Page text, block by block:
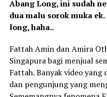
Abang Long, ini sudah
dua malu sorok muka
long, haha..
Fattah Amin dan Amira
Singapura bagi menjual
Fattah. Banyak video
dan pengunjung yang